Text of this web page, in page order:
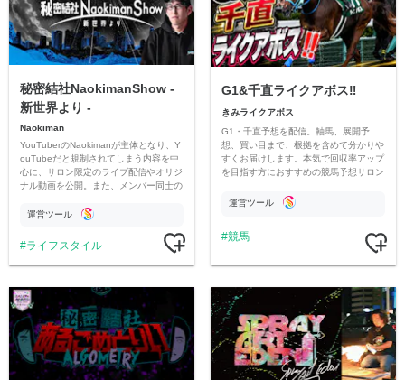
秘密結社NaokimanShow -
新世界より -
Naokiman
YouTuberのNaokimanが主体となり、Y
ouTubeだと規制されてしまう内容を中
心に、サロン限定のライブ配信やオリジ
ナル動画を公開。また、メンバー同士の
ただいています。
運営ツール
ライフスタイル
G1&千直ライクアボス‼️
きみライクアボス
G1・千直予想を配信。軸馬、展開予
想、買い目まで、根拠を含めて分かりや
すくお届けします。本気で回収率アップ
を目指す方におすすめの競馬予想サロン
運営ツール
競馬